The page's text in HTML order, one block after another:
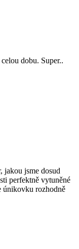
dobu. Super..
jakou jsme dosud
perfektně vytuněné
únikovku rozhodně